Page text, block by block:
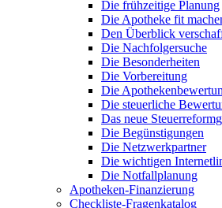
Die frühzeitige Planung
Die Apotheke fit
Den Überblick
Die Nachfolgersuche
Die Besonderheiten
Die Vorbereitung
Die
Die steuerliche
Das neue
Die Begünstigungen
Die Netzwerkpartner
Die wichtigen
Die Notfallplanung
Apotheken-Finanzierung
Checkliste-Fragenkatalog